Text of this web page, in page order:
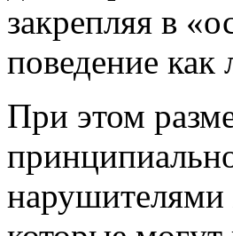
закрепляя в
поведение
При этом
нарушителями